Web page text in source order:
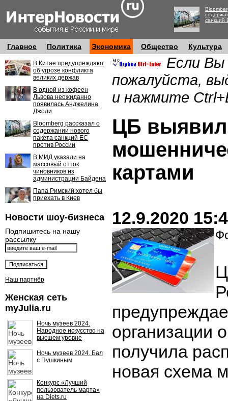
санкций
Главное Политика Экономика Общество Культура
В Китае предупреждают
об угрозе конфликта
великих держав
В одной из кофеен
Львова неожиданно
появилась Анджелина
Джоли
Bloomberg рассказал о
содержании нового
пакета санкций ЕС
против России
В МИД указали на
массовый отток
чиновников из
администрации Байдена
Папа Римский хотел бы
приехать в Киев
Новости шоу-бизнеса
Подпишитесь на нашу
рассылку
Наш партнёр
Женская сеть
myJulia.ru
Ночь музеев 2024.
Народное искусство на
высшем уровне
Ночь музеев 2024. Бал
с Пушкиным
Конкурс «Лучший
пользователь марта»
на Diets.ru
Если Вы
пожалуйста,
и нажмите
ЦБ
картами
12.9.2020
организации
получила
новая схема